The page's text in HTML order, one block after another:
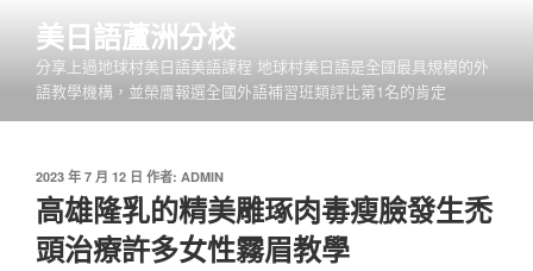
內
美日語蘆洲分校
分享上過地球村美日語美語課程 地球村美日語是全國最具規模的外
語教學機構，並榮膺報選全國外語補習班類評比第1名的肯定
發
佈
於
2023 年 7 月 12 日 作者: ADMIN
高雄隆乳的精美雕琢肉毒瘦臉發生禿
頭治療許多女性霧眉教學